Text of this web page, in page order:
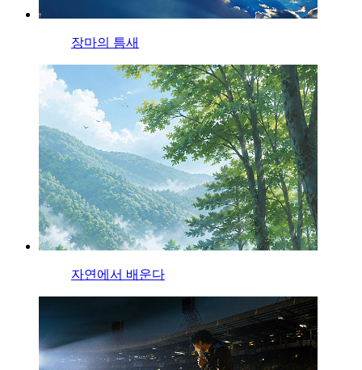
장마의 틈새
자연에서 배운다